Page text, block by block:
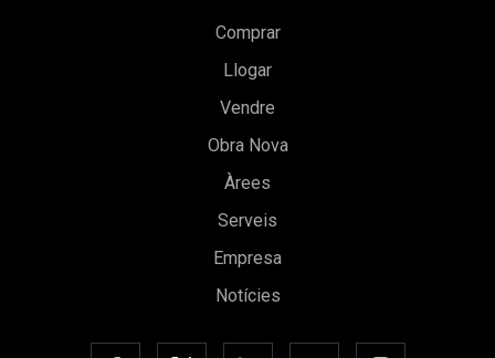
Comprar
Llogar
Vendre
Obra Nova
Àrees
Serveis
Empresa
Notícies
Guardar configuració Acceptar totes